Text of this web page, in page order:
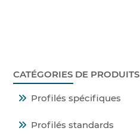
CATÉGORIES DE PRODUITS
Profilés spécifiques
Profilés standards